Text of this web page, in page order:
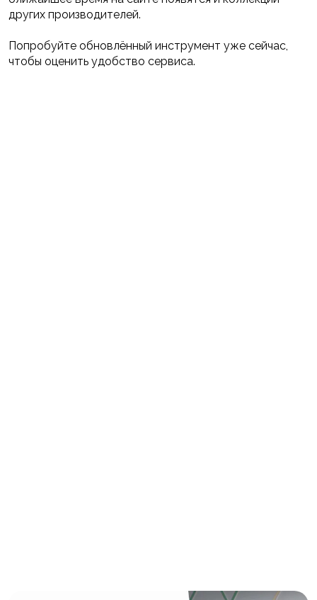
других производителей.
Попробуйте обновлённый инструмент уже сейчас,
чтобы оценить удобство сервиса.